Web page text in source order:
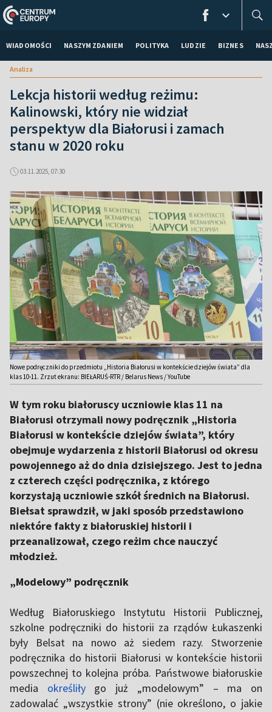
WIADOMOŚCI NASZYM ZDANIEM POLITYKA LUDZIE BIZNES
Analiza
Lekcja historii według reżimu:
Kalinowski, który nie widział
perspektyw dla Białorusi i zamach
stanu w 2020 roku
03.11.2025, 07:30
Nowe podręczniki do przedmiotu „Historia Białorusi w kontekście dziejów świata” dla
klas 10-11. Zrzut ekranu: BIEŁARUŚ-RTR / Belarus News / YouTube
W tym roku białoruscy uczniowie klas 11 na
Białorusi otrzymali nowy podręcznik „Historia
Białorusi w kontekście dziejów świata”, który
obejmuje wydarzenia z historii Białorusi od okresu
powojennego aż do dnia dzisiejszego. Jest to jedna
z czterech części podręcznika, z którego
korzystają uczniowie szkół średnich na Białorusi.
Biełsat sprawdził, w jaki sposób przedstawiono
niektóre fakty z białoruskiej historii i
przeanalizował, czego reżim chce nauczyć
młodzież.
„Modelowy” podręcznik
Według Białoruskiego Instytutu Historii Publicznej,
szkolne podręczniki do historii za rządów Łukaszenki
były
Belsatna nowo aż siedem razy. Stworzenie
podręcznika do historii Białorusi w kontekście historii
powszechnej to kolejna próba. Państwowe białoruskie
media określiłygo już „modelowym” – ma on
zadowalać „wszystkie strony” (nie określono, o jakie